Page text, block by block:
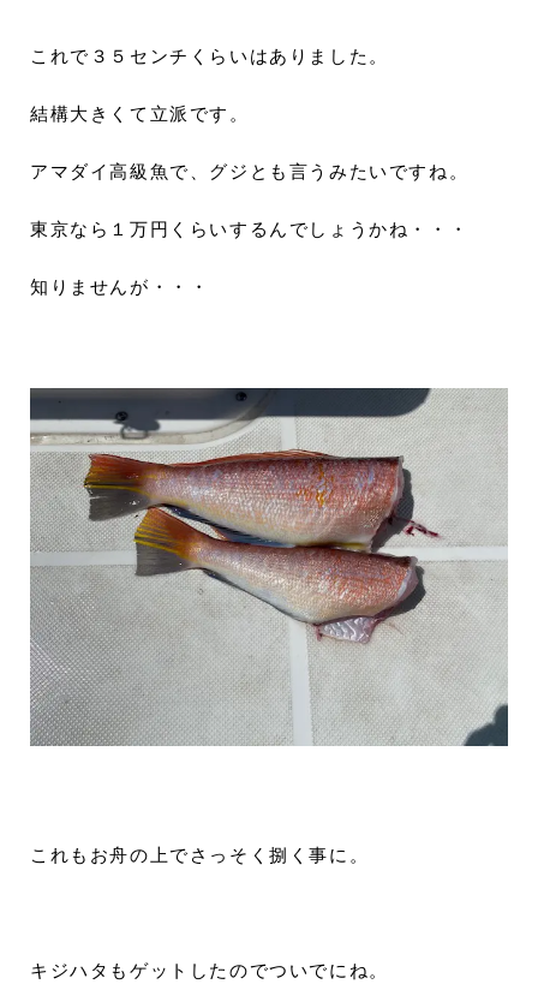
これで３５センチくらいはありました。
結構大きくて立派です。
アマダイ高級魚で、グジとも言うみたいですね。
東京なら１万円くらいするんでしょうかね・・・
知りませんが・・・
これもお舟の上でさっそく捌く事に。
キジハタもゲットしたのでついでにね。